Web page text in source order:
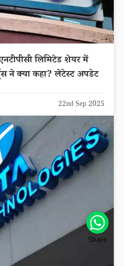
लिमिटेड शेयर में
ने क्या कहा? लेटेस्ट अपडेट
22nd Sep 2025
Share